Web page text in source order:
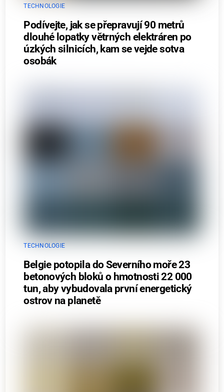
TECHNOLOGIE
Podívejte, jak se přepravují 90 metrů
dlouhé lopatky větrných elektráren po
úzkých silnicích, kam se vejde sotva
osobák
TECHNOLOGIE
Belgie potopila do Severního moře 23
betonových bloků o hmotnosti 22 000
tun, aby vybudovala první energetický
ostrov na planetě